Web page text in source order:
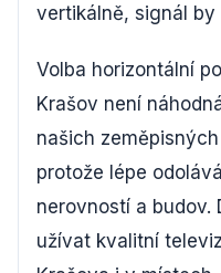
vertikálně, signál
Volba horizontální
Krašov není
našich
protože lépe
nerovností a budov.
užívat kvalitní